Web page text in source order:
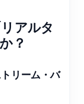
アルタ
？
リーム・バ